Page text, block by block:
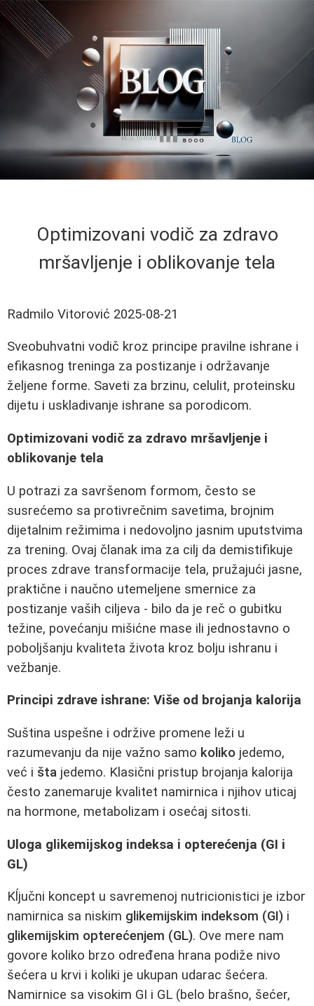
Optimizovani vodič za zdravo
mršavljenje i oblikovanje tela
Radmilo Vitorović 2025-08-21
Sveobuhvatni vodič kroz principe pravilne ishrane i
efikasnog treninga za postizanje i održavanje
željene forme. Saveti za brzinu, celulit, proteinsku
dijetu i uskladivanje ishrane sa porodicom.
Optimizovani vodič za zdravo mršavljenje i
oblikovanje tela
U potrazi za savršenom formom, često se
susrećemo sa protivrečnim savetima, brojnim
dijetalnim režimima i nedovoljno jasnim uputstvima
za trening. Ovaj članak ima za cilj da demistifikuje
proces zdrave transformacije tela, pružajući jasne,
praktične i naučno utemeljene smernice za
postizanje vaših ciljeva - bilo da je reč o gubitku
težine, povećanju mišićne mase ili jednostavno o
poboljšanju kvaliteta života kroz bolju ishranu i
vežbanje.
Principi zdrave ishrane: Više od brojanja kalorija
Suština uspešne i održive promene leži u
razumevanju da nije važno samo koliko jedemo,
već i šta jedemo. Klasični pristup brojanja kalorija
često zanemaruje kvalitet namirnica i njihov uticaj
na hormone, metabolizam i osećaj sitosti.
Uloga glikemijskog indeksa i opterećenja (GI i
GL)
Kĺjučni koncept u savremenoj nutricionistici je izbor
namirnica sa niskim glikemijskim indeksom (GI) i
glikemijskim opterećenjem (GL). Ove mere nam
govore koliko brzo određena hrana podiže nivo
šećera u krvi i koliki je ukupan udarac šećera.
Namirnice sa visokim GI i GL (belo brašno, šećer,